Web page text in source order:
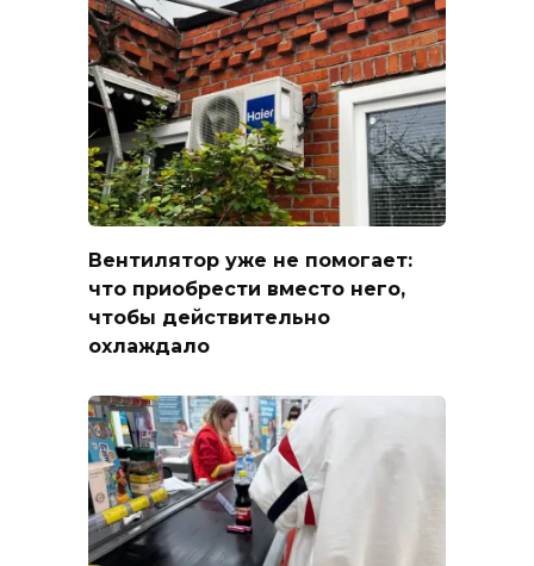
Вентилятор уже не помогает:
что приобрести вместо него,
чтобы действительно
охлаждало